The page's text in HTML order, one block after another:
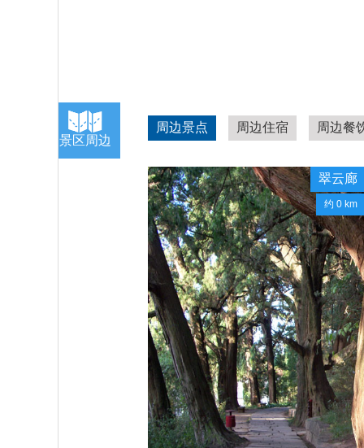
景区周边
周边景点 周边住宿 周边餐
翠云廊
约 0 km